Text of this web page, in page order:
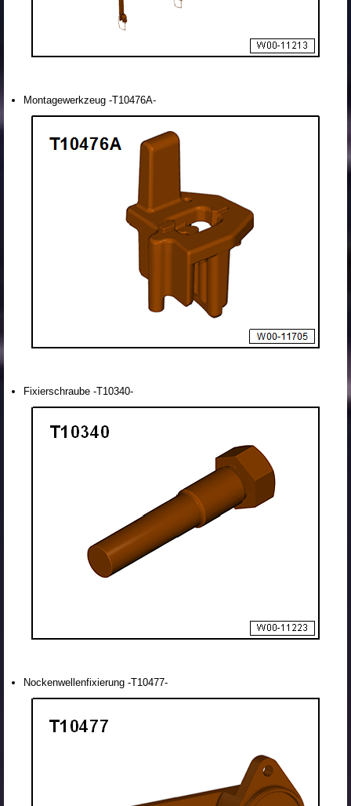
Montagewerkzeug -T10476A-
Fixierschraube -T10340-
Nockenwellenfixierung -T10477-